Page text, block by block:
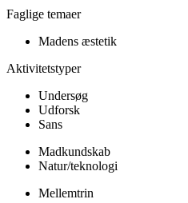
Faglige temaer
Madens æstetik
Aktivitetstyper
Undersøg
Udforsk
Sans
Madkundskab
Natur/teknologi
Mellemtrin